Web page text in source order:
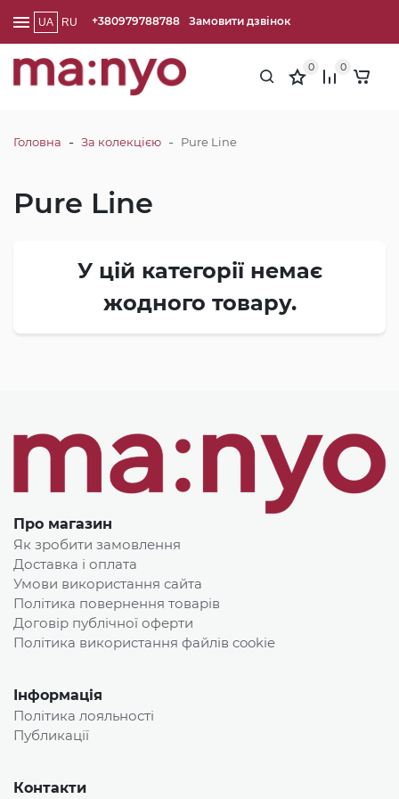
UA RU +380979788788 Замовити дзвінок
0 0
Головна - За колекцією - Pure Line
Pure Line
У цій категорії немає
жодного товару.
Про магазин
Як зробити замовлення
Доставка і оплата
Умови використання сайта
Політика повернення товарів
Договір публічної оферти
Політика використання файлів cookie
Інформація
Політика лояльності
Публикації
Контакти